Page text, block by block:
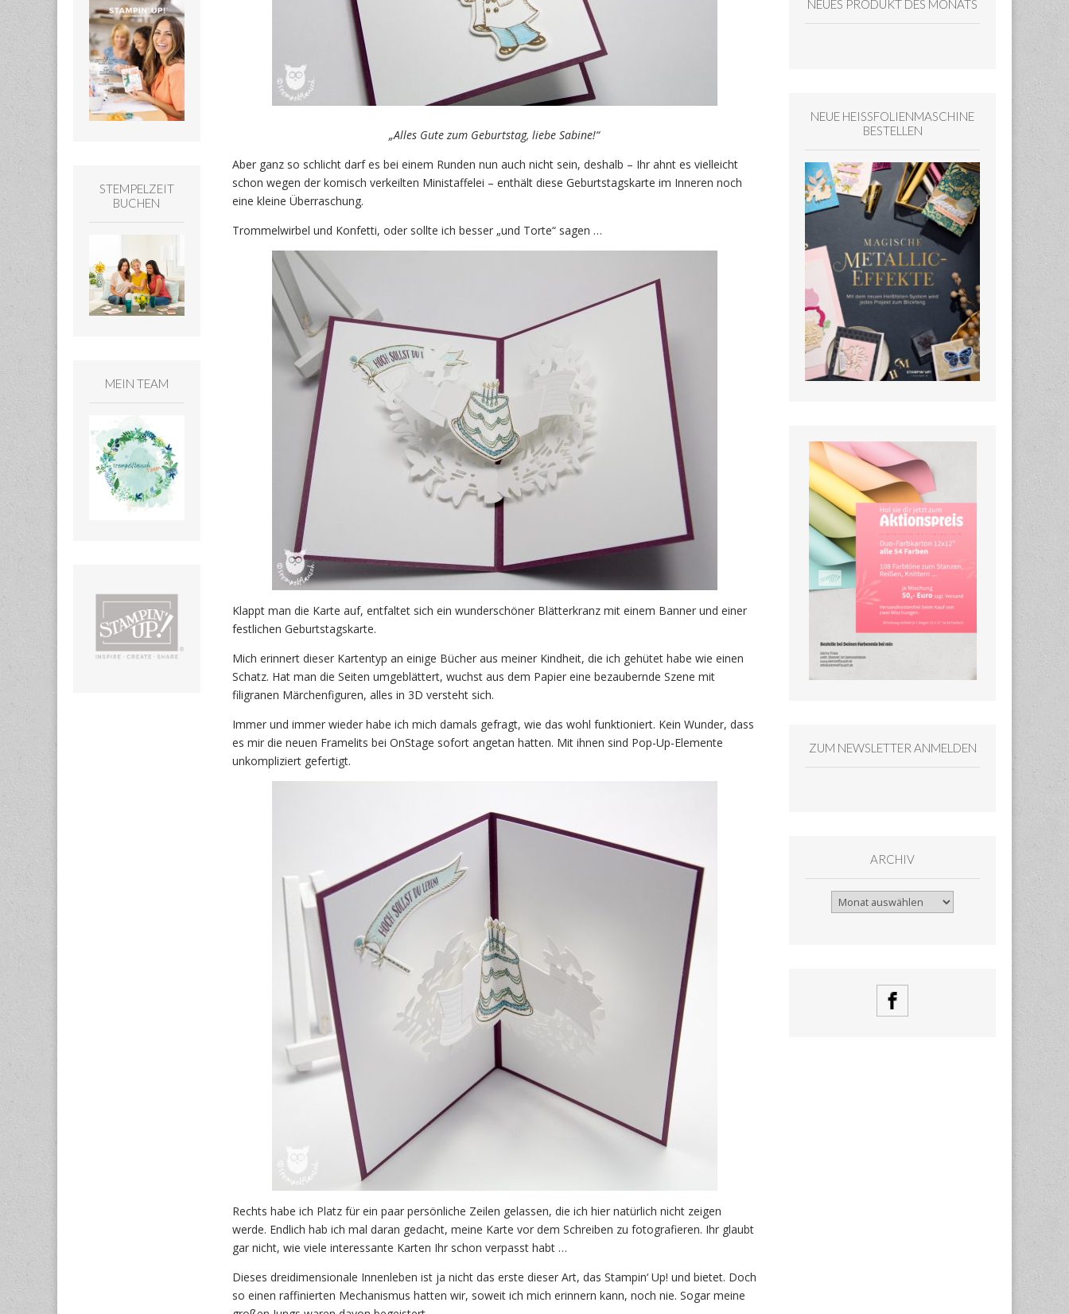
„Alles Gute zum Geburtstag, liebe Sabine!“
Aber ganz so schlicht darf es bei einem Runden nun auch nicht sein, deshalb – Ihr ahnt es vielleicht
schon wegen der komisch verkeilten Ministaffelei – enthält diese Geburtstagskarte im Inneren noch
eine kleine Überraschung.
Trommelwirbel und Konfetti, oder sollte ich besser „und Torte“ sagen …
Klappt man die Karte auf, entfaltet sich ein wunderschöner Blätterkranz mit einem Banner und einer
festlichen Geburtstagskarte.
Mich erinnert dieser Kartentyp an einige Bücher aus meiner Kindheit, die ich gehütet habe wie einen
Schatz. Hat man die Seiten umgeblättert, wuchst aus dem Papier eine bezaubernde Szene mit
filigranen Märchenfiguren, alles in 3D versteht sich.
Immer und immer wieder habe ich mich damals gefragt, wie das wohl funktioniert. Kein Wunder, dass
es mir die neuen Framelits bei OnStage sofort angetan hatten. Mit ihnen sind Pop-Up-Elemente
unkompliziert gefertigt.
Rechts habe ich Platz für ein paar persönliche Zeilen gelassen, die ich hier natürlich nicht zeigen
werde. Endlich hab ich mal daran gedacht, meine Karte vor dem Schreiben zu fotografieren. Ihr glaubt
gar nicht, wie viele interessante Karten Ihr schon verpasst habt …
Dieses dreidimensionale Innenleben ist ja nicht das erste dieser Art, das Stampin‘ Up! und bietet. Doch
so einen raffinierten Mechanismus hatten wir, soweit ich mich erinnern kann, noch nie. Sogar meine
STEMPELZEIT
BUCHEN
MEIN TEAM
NEUES PRODUKT DES MONATS
NEUE HEISSFOLIENMASCHINE
BESTELLEN
ZUM NEWSLETTER ANMELDEN
ARCHIV
Archiv